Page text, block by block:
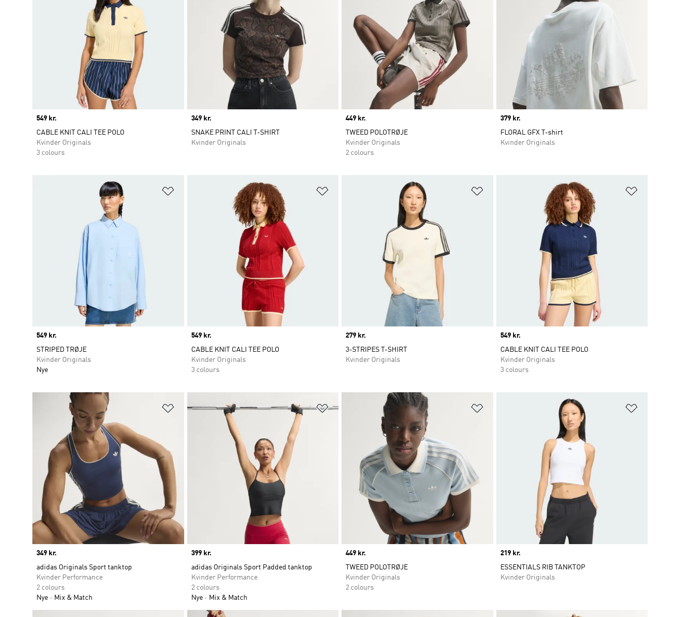
Price
549 kr.
CABLE KNIT CALI TEE POLO
Kvinder Originals
3 colours
Price
349 kr.
SNAKE PRINT CALI T-SHIRT
Kvinder Originals
Price
449 kr.
TWEED POLOTRØJE
Kvinder Originals
2 colours
Price
379 kr.
FLORAL GFX T-shirt
Kvinder Originals
Price
549 kr.
STRIPED TRØJE
Kvinder Originals
Nye
Price
549 kr.
CABLE KNIT CALI TEE POLO
Kvinder Originals
3 colours
Price
279 kr.
3-STRIPES T-SHIRT
Kvinder Originals
Price
549 kr.
CABLE KNIT CALI TEE POLO
Kvinder Originals
3 colours
Føj til ønskeliste
Price
349 kr.
adidas Originals Sport tanktop
Kvinder Performance
2 colours
Nye
Mix & Match
Føj til ønskeliste
Price
399 kr.
adidas Originals Sport Padded tanktop
Kvinder Performance
2 colours
Nye
Mix & Match
Price
449 kr.
TWEED POLOTRØJE
Kvinder Originals
2 colours
Price
219 kr.
ESSENTIALS RIB TANKTOP
Kvinder Originals